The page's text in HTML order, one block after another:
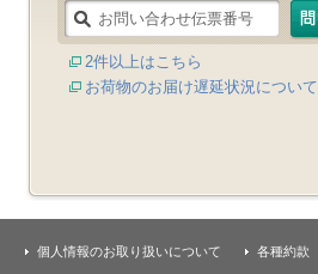
2件以上はこちら
お荷物のお届け遅延状況について
個人情報のお取り扱いについて 各種約款